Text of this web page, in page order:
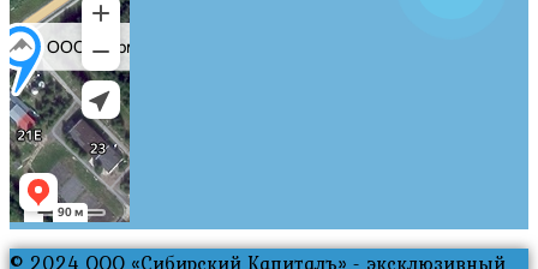
© 2024 ООО «Сибирский Капиталъ» - эксклюзивный